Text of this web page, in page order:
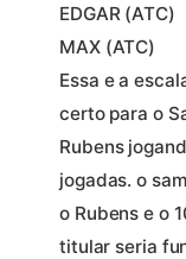
EDGAR (ATC)
MAX (ATC)
Essa e a
certo para o
Rubens
jogadas. o
o Rubens e o
titular seria